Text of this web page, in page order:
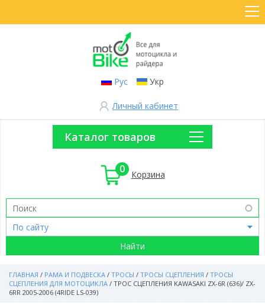
Рус Укр
Личный кабинет
Каталог товаров
0 Корзина
ГЛАВНАЯ / РАМА И ПОДВЕСКА / ТРОСЫ / ТРОСЫ СЦЕПЛЕНИЯ / ТРОСЫ
СЦЕПЛЕНИЯ ДЛЯ МОТОЦИКЛА / ТРОС СЦЕПЛЕНИЯ KAWASAKI ZX-6R (636)/ ZX-
6RR 2005-2006 (4RIDE LS-039)